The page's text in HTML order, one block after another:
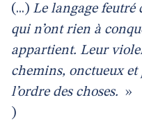
(...) Le langage feutré
qui n’ont rien à
appartient. Leur
chemins, onctueux et
l’ordre des choses. »
)